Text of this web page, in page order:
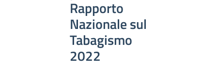
Rapporto
Nazionale sul
Tabagismo
2022